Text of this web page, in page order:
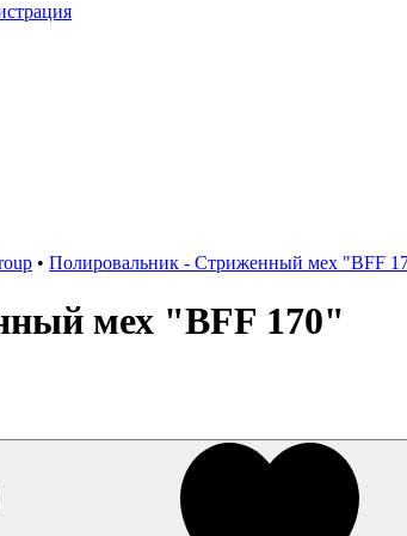
• Полировальник - Стриженный мех "BFF
мех "BFF 170"